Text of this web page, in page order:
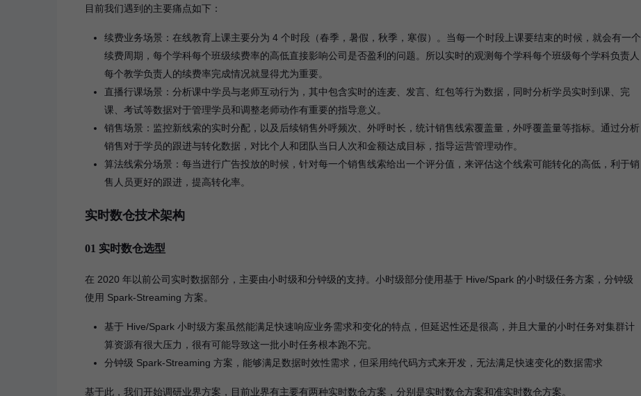
目前我们遇到的主要痛点如下：
续费业务场景：在线教育上课主要分为 4 个时段（春季，暑假，秋季，寒假）。当每一个时段上课要结束的时候，就会有一个
续费周期，每个学科每个班级续费率的高低直接影响公司是否盈利的问题。所以实时的观测每个学科每个班级每个学科负责人
每个教学负责人的续费率完成情况就显得尤为重要。
直播行课场景：分析课中学员与老师互动行为，其中包含实时的连麦、发言、红包等行为数据，同时分析学员实时到课、完
课、考试等数据对于管理学员和调整老师动作有重要的指导意义。
销售场景：监控新线索的实时分配，以及后续销售外呼频次、外呼时长，统计销售线索覆盖量，外呼覆盖量等指标。通过分析
销售对于学员的跟进与转化数据，对比个人和团队当日人次和金额达成目标，指导运营管理动作。
算法线索分场景：每当进行广告投放的时候，针对每一个销售线索给出一个评分值，来评估这个线索可能转化的高低，利于销
售人员更好的跟进，提高转化率。
实时数仓技术架构
01 实时数仓选型
在 2020 年以前公司实时数据部分，主要由小时级和分钟级的支持。小时级部分使用基于 Hive/Spark 的小时级任务方案，分钟级
使用 Spark-Streaming 方案。
基于 Hive/Spark 小时级方案虽然能满足快速响应业务需求和变化的特点，但延迟性还是很高，并且大量的小时任务对集群计
算资源有很大压力，很有可能导致这一批小时任务根本跑不完。
分钟级 Spark-Streaming 方案，能够满足数据时效性需求，但采用纯代码方式来开发，无法满足快速变化的数据需求
基于此，我们开始调研业界方案，目前业界有主要有两种实时数仓方案，分别是实时数仓方案和准实时数仓方案。